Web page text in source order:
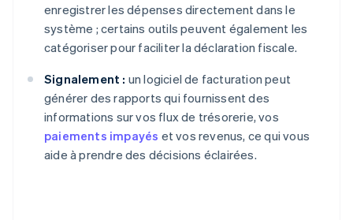
enregistrer les dépenses directement dans le
système ; certains outils peuvent également les
catégoriser pour faciliter la déclaration fiscale.
Signalement : un logiciel de facturation peut
générer des rapports qui fournissent des
informations sur vos flux de trésorerie, vos
paiements impayés et vos revenus, ce qui vous
aide à prendre des décisions éclairées.